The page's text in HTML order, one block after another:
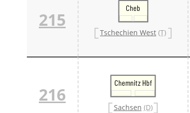
215
Cheb
Tschechien West (T)
216
Chemnitz Hbf
Sachsen (D)